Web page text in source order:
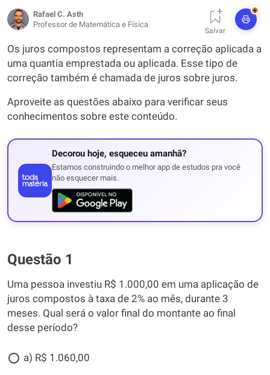
Rafael C. Asth
Professor de Matemática e Física
Salvar
+
Os juros compostos representam a correção aplicada a
uma quantia emprestada ou aplicada. Esse tipo de
correção também é chamada de juros sobre juros.
Aproveite as questões abaixo para verificar seus
conhecimentos sobre este conteúdo.
Decorou hoje, esqueceu amanhã?
Estamos construindo o melhor app de estudos pra você
não esquecer mais.
Questão 1
Uma pessoa investiu R$ 1.000,00 em uma aplicação de
juros compostos à taxa de 2% ao mês, durante 3
meses. Qual será o valor final do montante ao final
desse período?
a) R$ 1.060,00